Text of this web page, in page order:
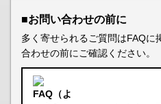
■お問い合わせの前に
多く寄せられるご質問はFAQに
合わせの前にご確認ください。